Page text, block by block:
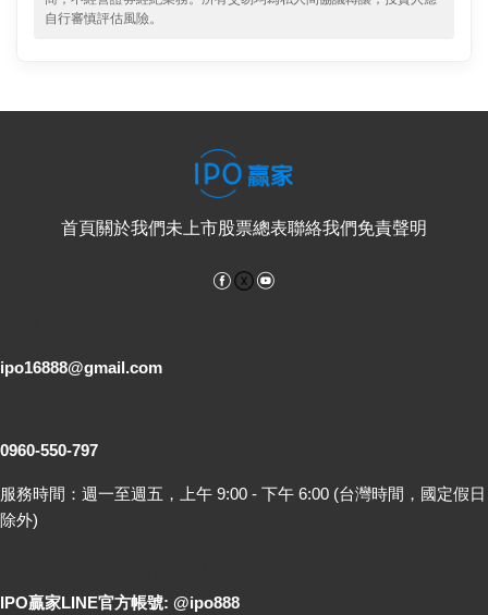
自行審慎評估風險。
首頁關於我們未上市股票總表聯絡我們免責聲明
Facebook
ipo16888@gmail.com
0960-550-797
服務時間：週一至週五，上午 9:00 - 下午 6:00 (台灣時間，國定假日
除外)
IPO贏家LINE官方帳號: @ipo888